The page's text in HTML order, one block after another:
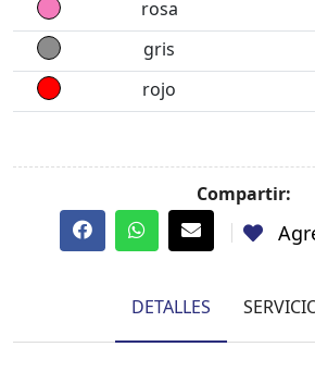
rosa
gris
rojo
Compartir:
DETALLES